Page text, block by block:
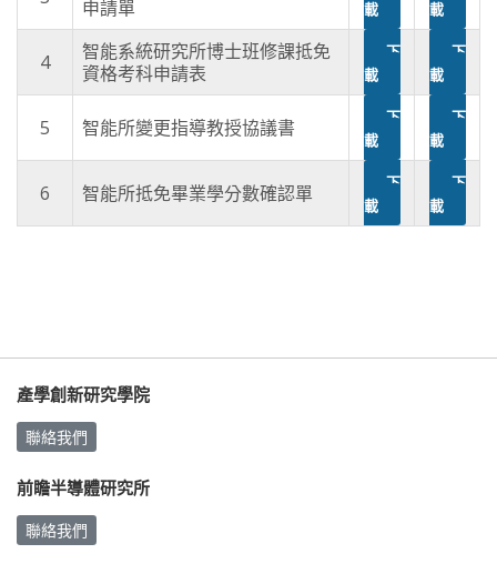
申請單
載
載
4
智能系統研究所博士班修課抵免
資格考科申請表
下
載
下
載
5 智能所變更指導教授協議書
下
載
下
載
6 智能所抵免畢業學分數確認單
下
載
下
載
產學創新研究學院
聯絡我們
前瞻半導體研究所
聯絡我們